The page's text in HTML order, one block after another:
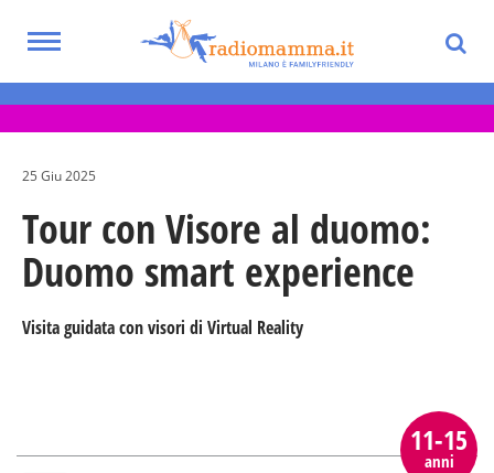
main
Toggle
Eventi per bambini, ragazzi e adolescenti
nella Città Metropolitana di Milano
25 Giu 2025
Tour con Visore al duomo:
Duomo smart experience
Visita guidata con visori di Virtual Reality
11-15
anni